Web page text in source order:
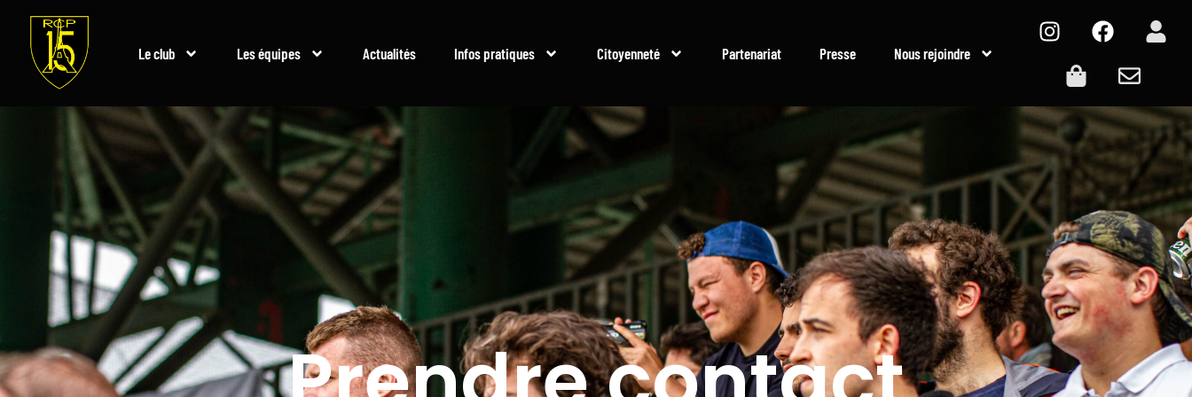
Le club Les équipes Actualités Infos pratiques Citoyenneté Partenariat Presse Nous rejoindre